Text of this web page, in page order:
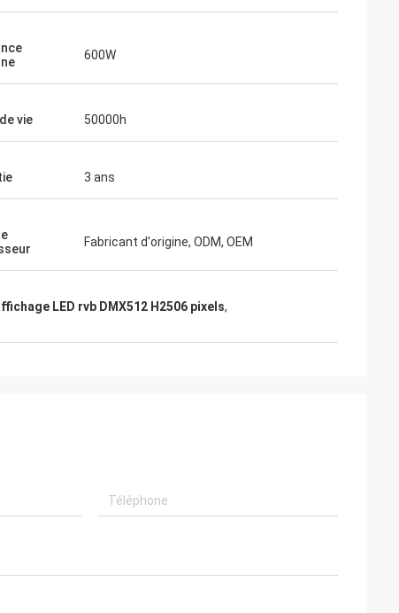
600W
vie 50000h
3 ans
Fabricant d'origine, ODM, OEM
LED rvb DMX512 H2506 pixels,